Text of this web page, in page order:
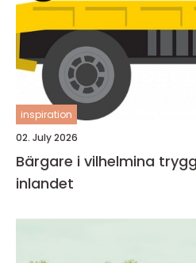
inspiration
02. July 2026
Bärgare i vilhelmina trygg hjälp på vägarna i
inlandet